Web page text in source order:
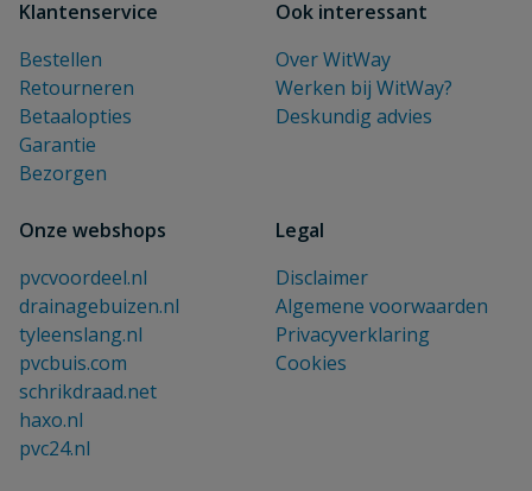
Klantenservice
Bestellen
Retourneren
Betaalopties
Garantie
Bezorgen
Ook interessant
Over WitWay
Werken bij WitWay?
Deskundig advies
Onze webshops
pvcvoordeel.nl
drainagebuizen.nl
tyleenslang.nl
pvcbuis.com
schrikdraad.net
haxo.nl
pvc24.nl
Legal
Disclaimer
Algemene voorwaarden
Privacyverklaring
Cookies